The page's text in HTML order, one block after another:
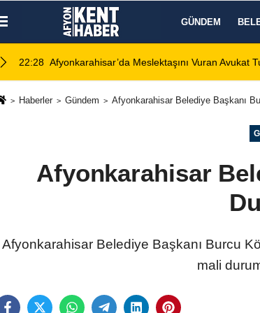
GÜNDEM
22:28 Afyonkarahisar’da Meslektaşını Vuran Avukat
Haberler Gündem Afyonkarahisar Belediye Başkanı
Afyonkarahisar
Afyonkarahisar Belediye Başkanı Burcu
mali